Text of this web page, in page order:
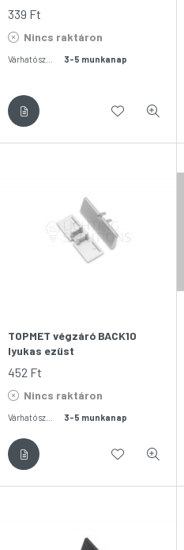
339 Ft
Nincs raktáron
3-5 munkanap
TOPMET végzáró BACK10
lyukas ezüst
452 Ft
Nincs raktáron
3-5 munkanap